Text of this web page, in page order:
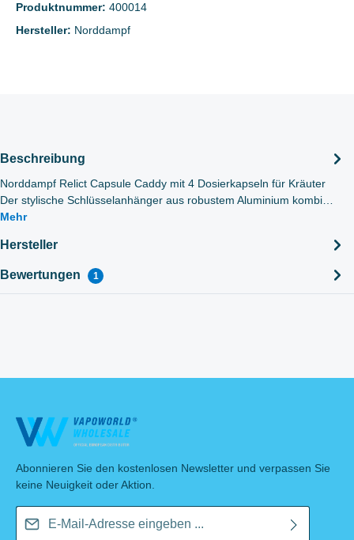
Produktnummer: 400014
Hersteller: Norddampf
Beschreibung
Norddampf Relict Capsule Caddy mit 4 Dosierkapseln für Kräuter
Der stylische Schlüsselanhänger aus robustem Aluminium kombi…
Mehr
Hersteller
Bewertungen 1
Abonnieren Sie den kostenlosen Newsletter und verpassen Sie
keine Neuigkeit oder Aktion.